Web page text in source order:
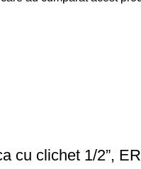
cu clichet 1/2”,